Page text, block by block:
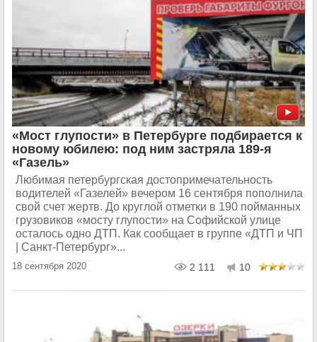
«Мост глупости» в Петербурге подбирается к
новому юбилею: под ним застряла 189-я
«Газель»
Любимая петербургская достопримечательность
водителей «Газелей» вечером 16 сентября пополнила
свой счет жертв. До круглой отметки в 190 пойманных
грузовиков «мосту глупости» на Софийской улице
осталось одно ДТП. Как сообщает в группе «ДТП и ЧП
| Санкт-Петербург»...
18 сентября 2020 2 111 10